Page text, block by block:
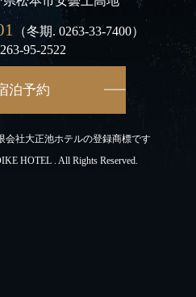
（冬期.0263-33-7400）
95-2522
泊予約
会社大正池ホテルの登録商標です
HOTEL . All Rights Reserved.